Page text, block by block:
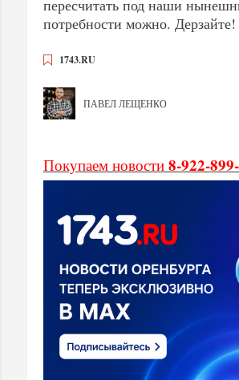
пересчитать под наши
потребности можно. Дерзайте!
1743.RU
ПАВЕЛ ЛЕЩЕНКО
Покупаем новости 8-922-